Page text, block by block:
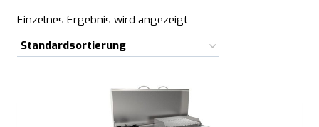
Einzelnes Ergebnis wird angezeigt